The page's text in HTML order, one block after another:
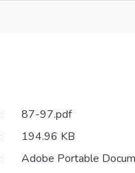
87-97.pdf
194.96 KB
Adobe Portable